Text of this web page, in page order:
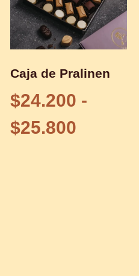
Caja de Pralinen
$24.200 -
$25.800